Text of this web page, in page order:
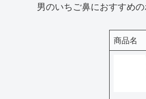
男のいちご鼻におすすめ
商品名